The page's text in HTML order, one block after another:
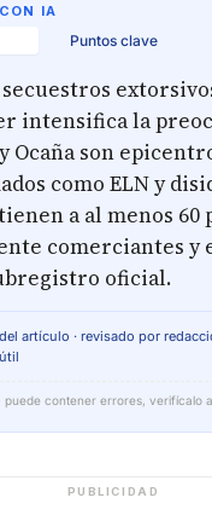
IA
Puntos clave
intensifica la
Ocaña son
como ELN y
a al menos 60
comerciantes y
oficial.
artículo · revisado por
puede contener errores, verifícalo
PUBLICIDAD